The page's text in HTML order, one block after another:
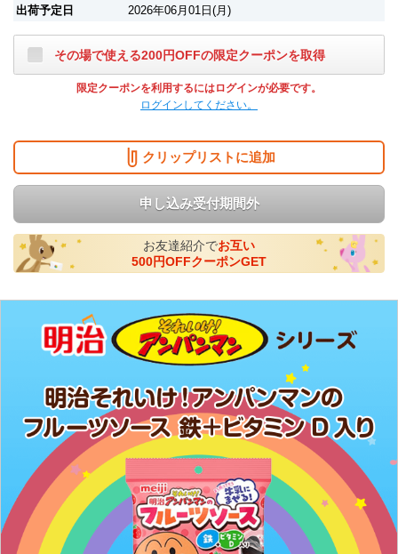
出荷予定日
2026年06月01日(月)
その場で使える200円OFFの限定クーポンを取得
限定クーポンを利用するにはログインが必要です。
ログインしてください。
クリップリストに追加
申し込み受付期間外
お友達紹介でお互い
500円OFFクーポンGET